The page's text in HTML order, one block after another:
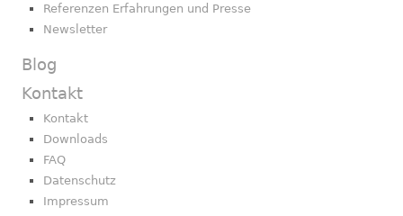
Referenzen Erfahrungen und Presse
Newsletter
Blog
Kontakt
Kontakt
Downloads
FAQ
Datenschutz
Impressum